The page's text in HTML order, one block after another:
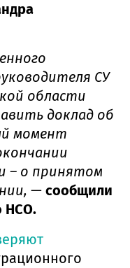
СУ
области
доклад об
момент
– о принятом
— сообщили
НСО.